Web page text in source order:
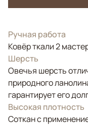
Ручная работа
Ковёр ткали 2
Шерсть
Овечья шерсть
природного
гарантирует его
Высокая плотность
Соткан с